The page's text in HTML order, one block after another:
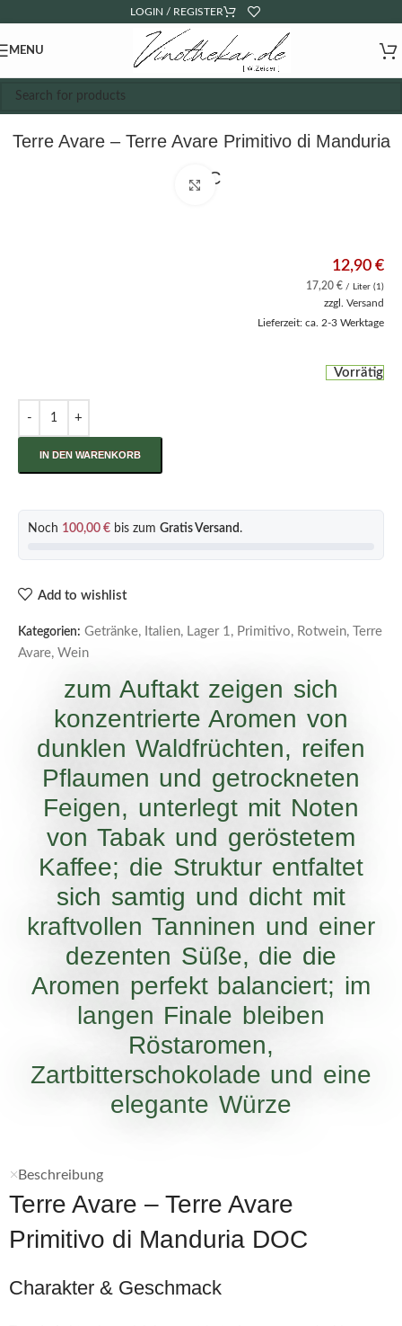
LOGIN / REGISTER
MENU
Terre Avare – Terre Avare Primitivo di Manduria
DOCClick to enlarge
12,90 €
17,20 € / Liter (1)
zzgl. Versand
Lieferzeit: ca. 2-3 Werktage
Vorrätig
IN DEN WARENKORB
Noch 100,00 € bis zum Gratis Versand .
Add to wishlist
Kategorien: Getränke, Italien, Lager 1, Primitivo, Rotwein,
Terre
Avare, Wein
zum Auftakt zeigen sich
konzentrierte Aromen von
dunklen Waldfrüchten, reifen
Pflaumen und getrockneten
Feigen, unterlegt mit Noten
von Tabak und geröstetem
Kaffee; die Struktur entfaltet
sich samtig und dicht mit
kraftvollen Tanninen und einer
dezenten Süße, die die
Aromen perfekt balanciert; im
langen Finale bleiben
Röstaromen,
Zartbitterschokolade und eine
elegante Würze
Beschreibung
Terre Avare – Terre Avare
Primitivo di Manduria DOC
Charakter & Geschmack